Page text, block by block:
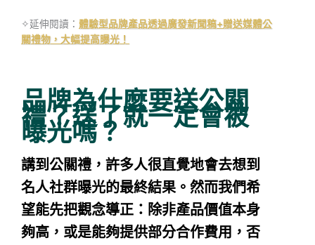
✧延伸閱讀： 體驗型品牌產品透過廣發新聞稿+贈送媒體公
關禮物，大幅提高曝光！
品牌為什麼要送公關
禮？送了就一定會被
曝光嗎？
講到公關禮，許多人很直覺地會去想到
名人社群曝光的最終結果。然而我們希
望能先把觀念導正：除非產品價值本身
夠高，或是能夠提供部分合作費用，否